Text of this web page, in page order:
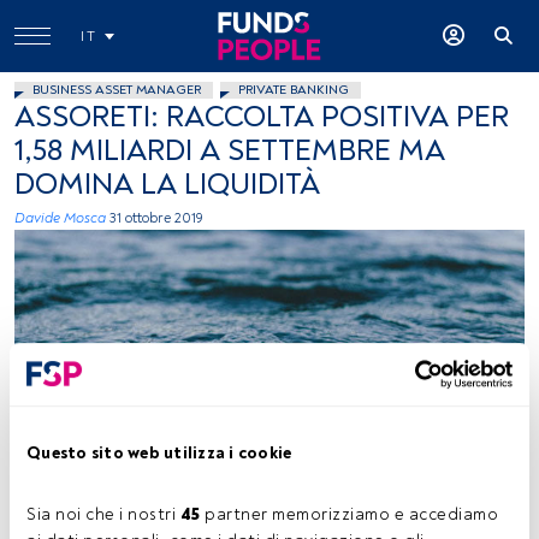
Questo sito web utilizza i cookie
Sia noi che i nostri 45 partner memorizziamo e accediamo
IT
BUSINESS ASSET MANAGER PRIVATE BANKING
ASSORETI: RACCOLTA POSITIVA PER
1,58 MILIARDI A SETTEMBRE MA
DOMINA LA LIQUIDITÀ
Davide Mosca 31 ottobre 2019
Tempo di lettura: 1 min.